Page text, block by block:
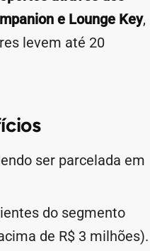
e Lounge Key,
levem até 20
ser parcelada em
do segmento
de R$ 3 milhões).